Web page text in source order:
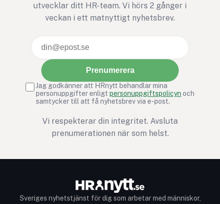
utvecklar ditt HR-team. Vi hörs 2 gånger i
veckan i ett matnyttigt nyhetsbrev.
Prenumerera
Jag godkänner att HRnytt behandlar mina
personuppgifter enligt personuppgiftspolicyn och
samtycker till att få nyhetsbrev via e-post.
Vi respekterar din integritet. Avsluta
prenumerationen när som helst.
Sveriges nyhetstjänst för dig som arbetar med människor,